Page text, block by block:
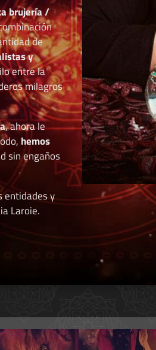
brujería /
de
y
entre la
milagros
, ahora le
hemos
sin engaños
entidades y
Laroie.